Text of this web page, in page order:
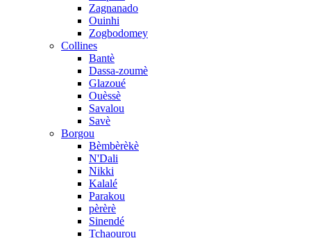
Zagnanado
Ouinhi
Zogbodomey
Collines
Bantè
Dassa-zoumè
Glazoué
Ouèssè
Savalou
Savè
Borgou
Bèmbèrèkè
N'Dali
Nikki
Kalalé
Parakou
pèrèrè
Sinendé
Tchaourou